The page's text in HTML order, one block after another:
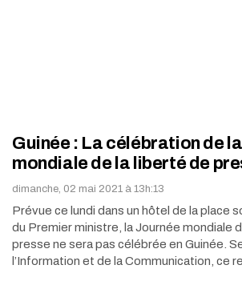
Guinée : La célébration de
mondiale de la liberté de
dimanche, 02 mai 2021 à 13h:13
Prévue ce lundi dans un hôtel de la place
du Premier ministre, la Journée mondiale
presse ne sera pas célébrée en Guinée.
l’Information et de la Communication, ce